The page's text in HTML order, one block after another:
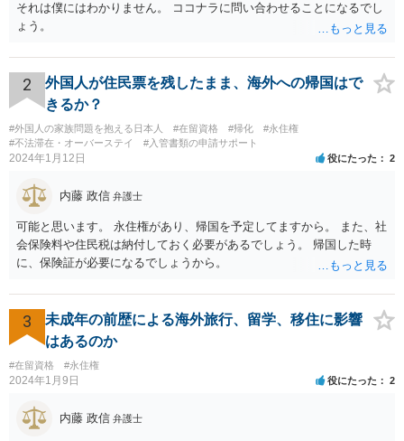
それは僕にはわかりません。 ココナラに問い合わせることになるでし
ょう。
2
外国人が住民票を残したまま、海外への帰国はで
きるか？
#外国人の家族問題を抱える日本人 #在留資格 #帰化
#永住権
#不法滞在・オーバーステイ
#入管書類の申請サポート
2024年1月12日 役にたった 2
内藤 政信 弁護士
可能と思います。 永住権があり、帰国を予定してますから。 また、社
会保険料や住民税は納付しておく必要があるでしょう。 帰国した時
に、保険証が必要になるでしょうから。
3
未成年の前歴による海外旅行、留学、移住に影響
はあるのか
#在留資格 #永住権
2024年1月9日 役にたった 2
内藤 政信 弁護士